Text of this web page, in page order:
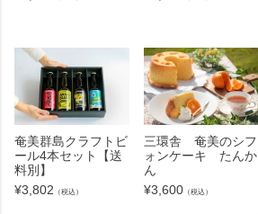
奄美群島クラフトビ
ール4本セット【送
料別】
¥3,802 （税込）
三環舎 奄美のシフ
ォンケーキ たんか
ん
¥3,600 （税込）